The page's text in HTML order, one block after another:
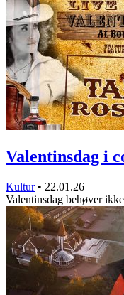
Valentinsdag i
Kultur • 22.01.26
Valentinsdag behøver